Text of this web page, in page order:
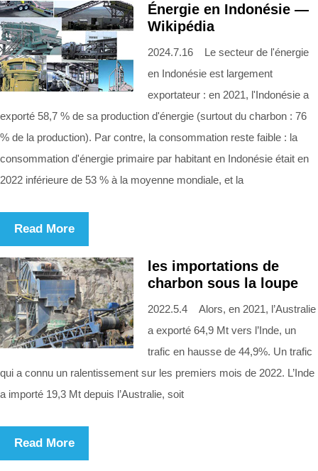
Énergie en Indonésie —
Wikipédia
2024.7.16 Le secteur de l'énergie
en Indonésie est largement
exportateur : en 2021, l'Indonésie a
exporté 58,7 % de sa production d'énergie (surtout du charbon : 76
% de la production). Par contre, la consommation reste faible : la
consommation d'énergie primaire par habitant en Indonésie était en
2022 inférieure de 53 % à la moyenne mondiale, et la
Read More
les importations de
charbon sous la loupe
2022.5.4 Alors, en 2021, l’Australie
a exporté 64,9 Mt vers l’Inde, un
trafic en hausse de 44,9%. Un trafic
qui a connu un ralentissement sur les premiers mois de 2022. L’Inde
a importé 19,3 Mt depuis l’Australie, soit
Read More